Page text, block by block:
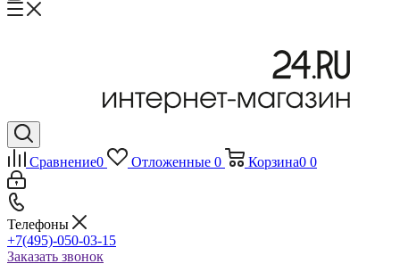
Сравнение0 Отложенные 0 Корзина0 0
Телефоны
+7(495)-050-03-15
Заказать звонок